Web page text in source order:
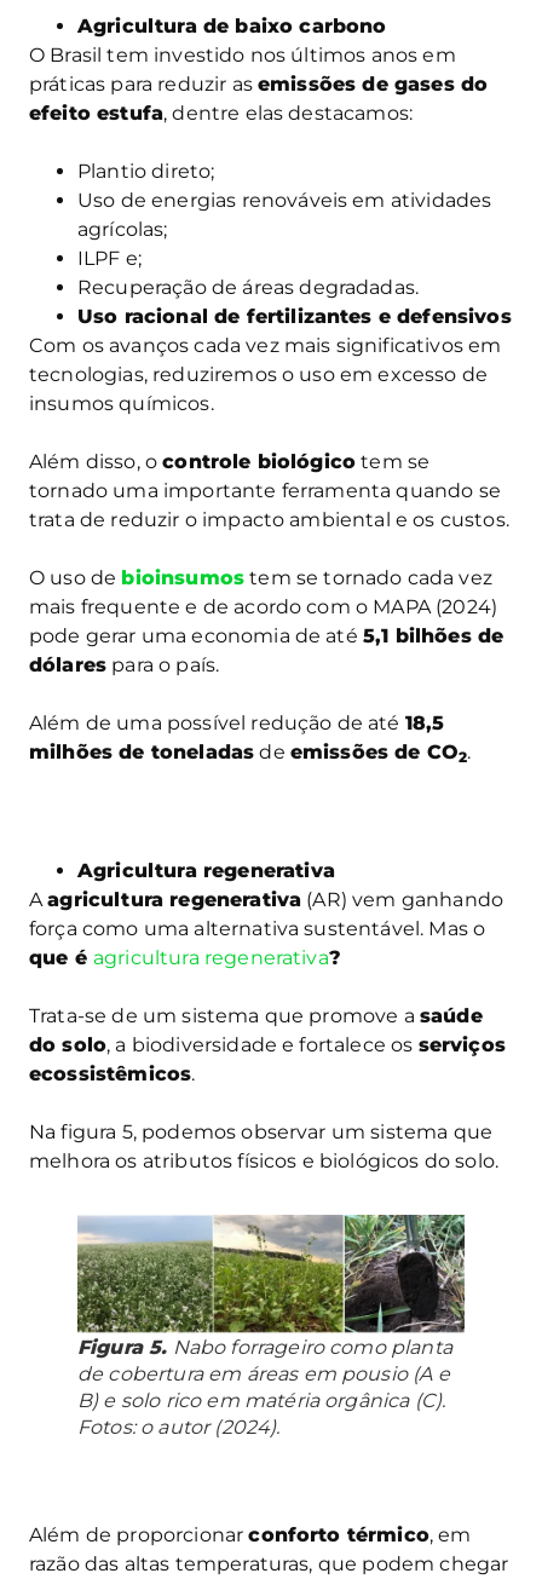
Agricultura de baixo carbono
O Brasil tem investido nos últimos anos em
práticas para reduzir asemissões de gases do
efeito estufa, dentre elas destacamos:
Plantio direto;
Uso de energias renováveis em atividades
agrícolas;
ILPF e;
Recuperação de áreas degradadas.
Uso racional de fertilizantes e defensivos
Com os avanços cada vez mais significativos em
tecnologias, reduziremos o uso em excesso de
insumos químicos.
Além disso, ocontrole biológico tem se
tornado uma importante ferramenta quando se
trata de reduzir o impacto ambiental e os custos.
O uso de bioinsumos tem se tornado cada vez
mais frequente e de acordo com o MAPA (2024)
pode gerar uma economia de até 5,1 bilhões de
dólares para o país.
Além de uma possível redução de até 18,5
milhões de toneladas de emissões de CO2.
Agricultura regenerativa
Aagricultura regenerativa (AR) vem ganhando
força como uma alternativa sustentável. Mas o
que é agricultura regenerativa?
Trata-se de um sistema que promove a saúde
do solo, a biodiversidade e fortalece os serviços
ecossistêmicos.
Na figura 5, podemos observar um sistema que
melhora os atributos físicos e biológicos do solo.
Figura 5. Nabo forrageiro como planta
de cobertura em áreas em pousio (A e
B) e solo rico em matéria orgânica (C).
Fotos: o autor (2024).
Além de proporcionarconforto térmico, em
razão das altas temperaturas, que podem chegar